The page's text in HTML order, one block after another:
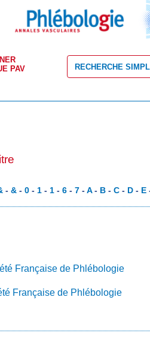
PAV
-& -0 - 1 - 1 -6 -7 -A- B -C - D - E
Française de Phlébologie
Française de Phlébologie